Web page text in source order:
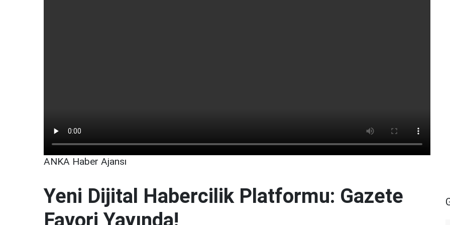
ANKA Haber Ajansı
Yeni Dijital Habercilik Platformu: Gazete